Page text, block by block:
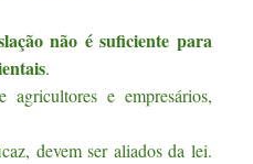
não é suficiente para
.
e empresários,
devem ser aliados da lei.